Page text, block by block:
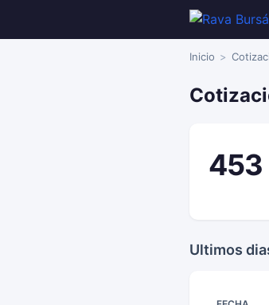
Inicio
453
Ultimos